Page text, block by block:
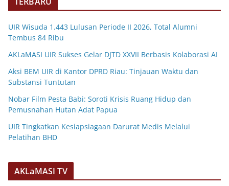
UIR Wisuda 1.443 Lulusan Periode II 2026, Total Alumni
Tembus 84 Ribu
AKLaMASI UIR Sukses Gelar DJTD XXVII Berbasis Kolaborasi AI
Aksi BEM UIR di Kantor DPRD Riau: Tinjauan Waktu dan
Substansi Tuntutan
Nobar Film Pesta Babi: Soroti Krisis Ruang Hidup dan
Pemusnahan Hutan Adat Papua
UIR Tingkatkan Kesiapsiagaan Darurat Medis Melalui
Pelatihan BHD
AKLaMASI TV